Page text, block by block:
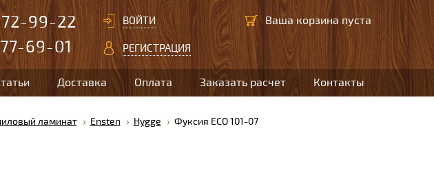
99-22
69-01
ВОЙТИ
РЕГИСТРАЦИЯ
Ваша корзина пуста
Доставка Оплата Заказать расчет Контакты
ламинат Ensten Hygge Фуксия ECO 101-07